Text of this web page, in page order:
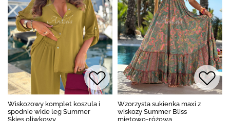
Wiskozowy komplet koszula i
spodnie wide leg Summer
Skies oliwkowy
Wzorzysta sukienka maxi z
wiskozy Summer Bliss
miętowo-różowa